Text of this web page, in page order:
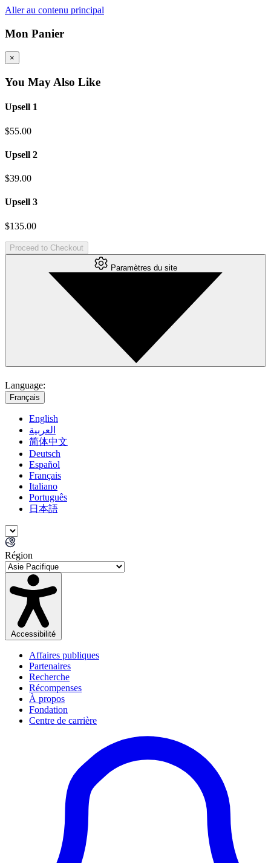
Aller au contenu principal
Mon Panier
×
You May Also Like
Upsell 1
$55.00
Upsell 2
$39.00
Upsell 3
$135.00
Proceed to Checkout
Paramètres du site
Language:
Français
English
العربية
简体中文
Deutsch
Español
Français
Italiano
Português
日本語
Région
Accessibilité
Affaires publiques
Partenaires
Recherche
Récompenses
À propos
Fondation
Centre de carrière